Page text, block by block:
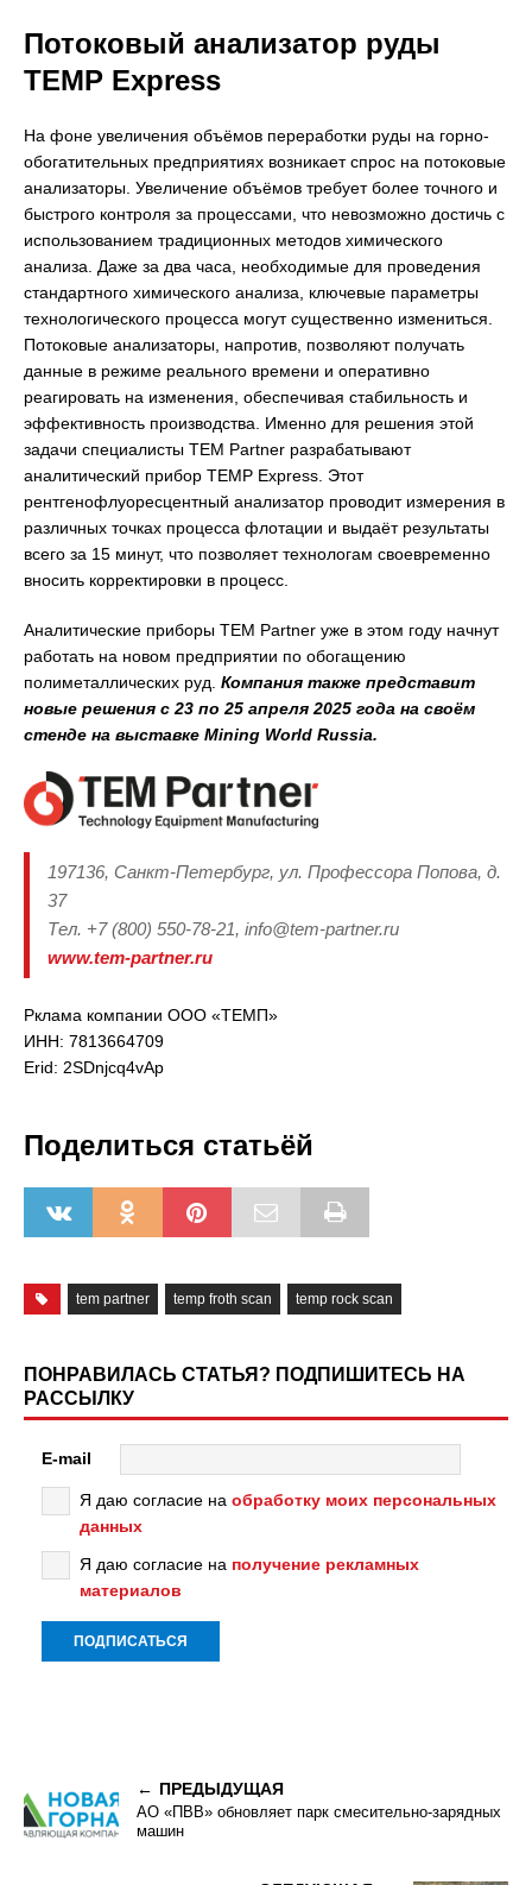
Потоковый анализатор руды
TEMP Express
На фоне увеличения объёмов переработки руды на горно-
обогатительных предприятиях возникает спрос на потоковые
анализаторы. Увеличение объёмов требует более точного и
быстрого контроля за процессами, что невозможно достичь с
использованием традиционных методов химического
анализа. Даже за два часа, необходимые для проведения
стандартного химического анализа, ключевые параметры
технологического процесса могут существенно измениться.
Потоковые анализаторы, напротив, позволяют получать
данные в режиме реального времени и оперативно
реагировать на изменения, обеспечивая стабильность и
эффективность производства. Именно для решения этой
задачи специалисты TEM Partner разрабатывают
аналитический прибор TEMP Express. Этот
рентгенофлуоресцентный анализатор проводит измерения в
различных точках процесса флотации и выдаёт результаты
всего за 15 минут, что позволяет технологам своевременно
вносить корректировки в процесс.
Аналитические приборы TEM Partner уже в этом году начнут
работать на новом предприятии по обогащению
полиметаллических руд. Компания также представит
новые решения с 23 по 25 апреля 2025 года на своём
стенде на выставке Mining World Russia.
197136, Санкт-Петербург, ул. Профессора Попова, д.
37
Тел. +7 (800) 550-78-21, info@tem-partner.ru
www.tem-partner.ru
Рклама компании ООО «ТЕМП»
ИНН: 7813664709
Erid: 2SDnjcq4vAp
Поделиться статьёй
tem partner temp froth scan temp rock scan
ПОНРАВИЛАСЬ СТАТЬЯ? ПОДПИШИТЕСЬ НА
РАССЫЛКУ
E-mail
Я даю согласие на обработку моих персональных
данных
Я даю согласие на получение рекламных
материалов
ПРЕДЫДУЩАЯ
АО «ПВВ» обновляет парк смесительно-зарядных
машин